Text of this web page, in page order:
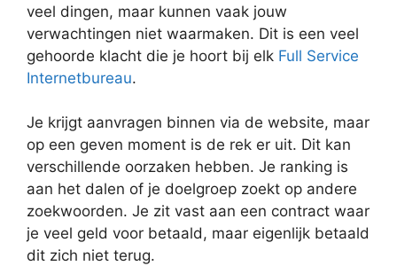
veel dingen, maar kunnen vaak jouw
verwachtingen niet waarmaken. Dit is een veel
gehoorde klacht die je hoort bij elk Full Service
Internetbureau.
Je krijgt aanvragen binnen via de website, maar
op een geven moment is de rek er uit. Dit kan
verschillende oorzaken hebben. Je ranking is
aan het dalen of je doelgroep zoekt op andere
zoekwoorden. Je zit vast aan een contract waar
je veel geld voor betaald, maar eigenlijk betaald
dit zich niet terug.